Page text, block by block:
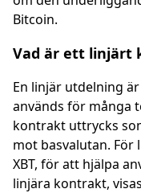
Bitcoin.
Vad är ett linjärt
En linjär utdelning
används för många
kontrakt uttrycks
mot basvalutan.
XBT, för att hjälpa
linjära kontrakt,